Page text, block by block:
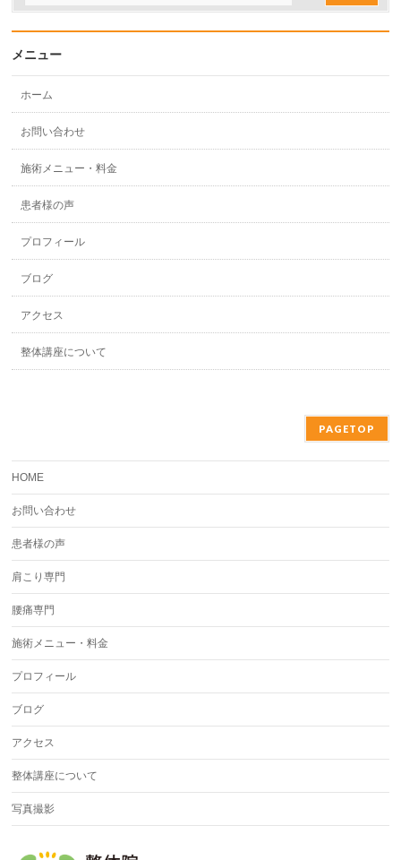
メニュー
ホーム
お問い合わせ
施術メニュー・料金
患者様の声
プロフィール
ブログ
アクセス
整体講座について
PAGETOP
HOME
お問い合わせ
患者様の声
肩こり専門
腰痛専門
施術メニュー・料金
プロフィール
ブログ
アクセス
整体講座について
写真撮影